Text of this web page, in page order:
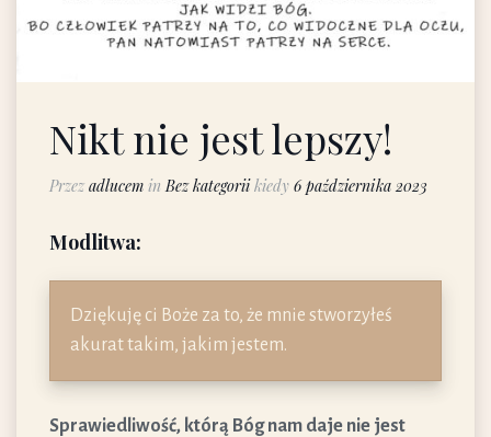
Nikt nie jest lepszy!
Przez adlucem inBez kategoriikiedy 6 października 2023
Modlitwa:
Dziękuję ci Boże za to, że mnie stworzyłeś
akurat takim, jakim jestem.
Sprawiedliwość, którą Bóg nam daje nie jest